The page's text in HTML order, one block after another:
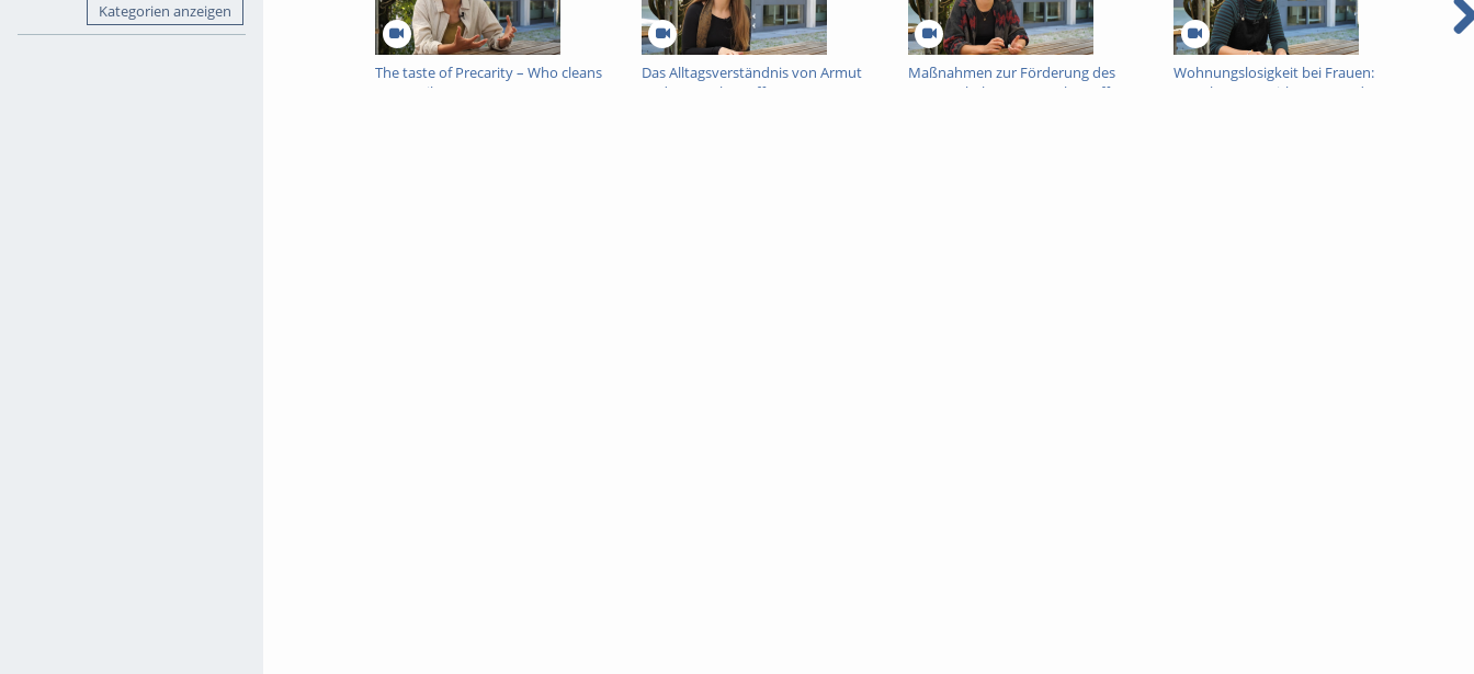
Kategorien anzeigen
The taste of Precarity – Who cleans
„our” toilets?
Das Alltagsverständnis von Armut
und Armutsbetroffenen von
Maßnahmen zur Förderung des
Sportverhaltens armutsbetroffener
Wohnungslosigkeit bei Frauen:
Ursachen, Auswirkungen und